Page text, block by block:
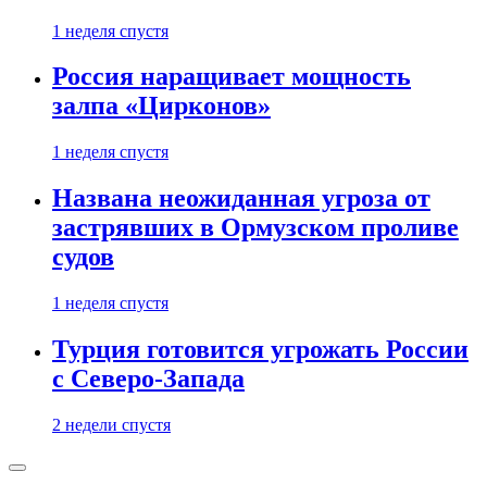
1 неделя спустя
Россия наращивает мощность
залпа «Цирконов»
1 неделя спустя
Названа неожиданная угроза от
застрявших в Ормузском проливе
судов
1 неделя спустя
Турция готовится угрожать России
с Северо-Запада
2 недели спустя